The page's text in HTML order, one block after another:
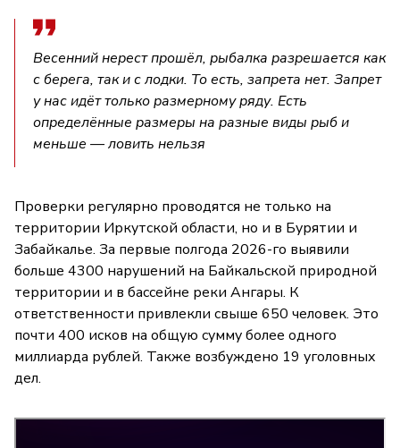
Весенний нерест прошёл, рыбалка разрешается как
с берега, так и с лодки. То есть, запрета нет. Запрет
у нас идёт только размерному ряду. Есть
определённые размеры на разные виды рыб и
меньше — ловить нельзя
Проверки регулярно проводятся не только на
территории Иркутской области, но и в Бурятии и
Забайкалье. За первые полгода 2026-го выявили
больше 4300 нарушений на Байкальской природной
территории и в бассейне реки Ангары. К
ответственности привлекли свыше 650 человек. Это
почти 400 исков на общую сумму более одного
миллиарда рублей. Также возбуждено 19 уголовных
дел.